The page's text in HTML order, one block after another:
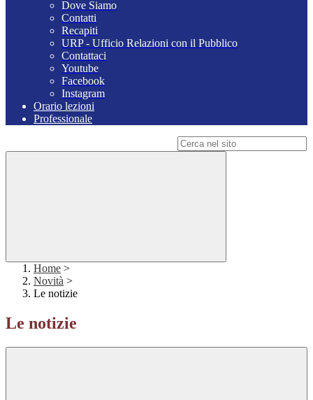
Dove Siamo
Contatti
Recapiti
URP - Ufficio Relazioni con il Pubblico
Contattaci
Youtube
Facebook
Instagram
Orario lezioni
Professionale
Home >
Novità >
Le notizie
Le notizie